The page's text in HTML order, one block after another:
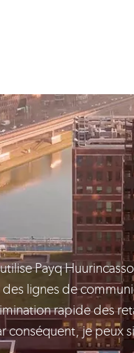
Payq
lignes de
rapide des
conséquent, je peux